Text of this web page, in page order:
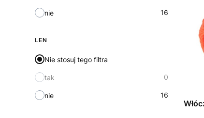
nie 16
LEN
Nie stosuj tego filtra
tak 0
nie 16